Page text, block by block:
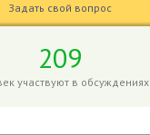
Задать свой вопрос
209
участвуют в обсуждениях